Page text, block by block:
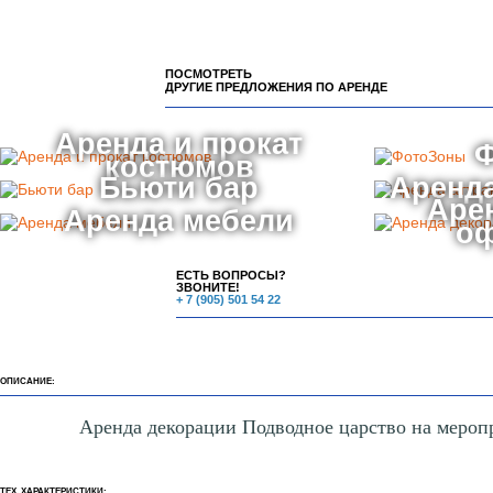
ПОСМОТРЕТЬ
ДРУГИЕ ПРЕДЛОЖЕНИЯ ПО АРЕНДЕ
Аренда и прокат
костюмов
Бьюти бар
Аренда мебели
ЕСТЬ ВОПРОСЫ?
ЗВОНИТЕ!
+ 7 (905) 501 54 22
ОПИСАНИЕ:
Аренда декорации Подводное царство на
ТЕХ. ХАРАКТЕРИСТИКИ: